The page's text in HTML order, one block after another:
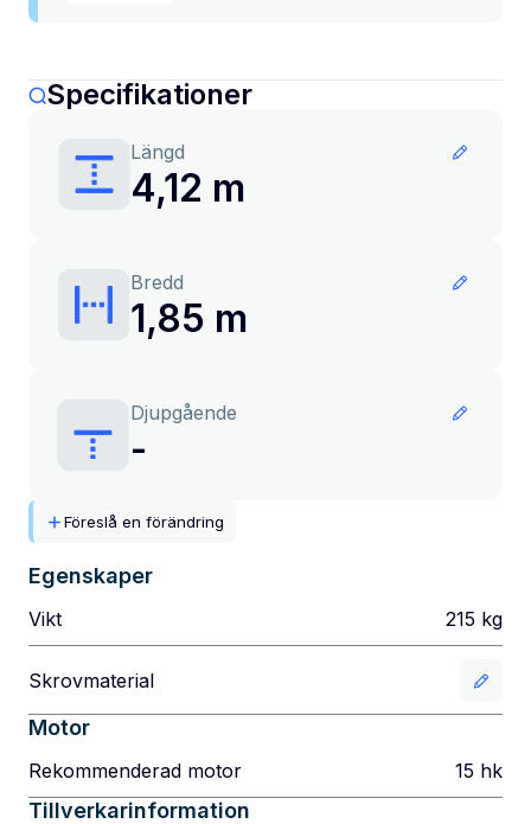
Specifikationer
Längd
4,12 m
Bredd
1,85 m
Djupgående
-
Föreslå en förändring
Egenskaper
Vikt 215 kg
Skrovmaterial
Motor
Rekommenderad motor 15 hk
Tillverkarinformation